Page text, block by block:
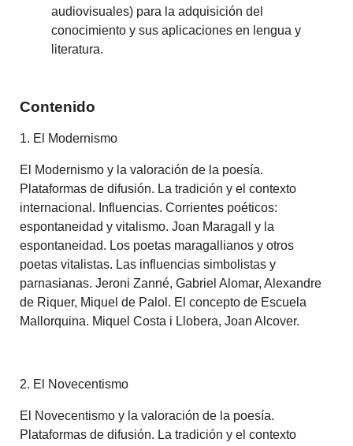
audiovisuales) para la adquisición del
conocimiento y sus aplicaciones en lengua y
literatura.
Contenido
1. El Modernismo
El Modernismo y la valoración de la poesía.
Plataformas de difusión. La tradición y el contexto
internacional. Influencias. Corrientes poéticos:
espontaneidad y vitalismo. Joan Maragall y la
espontaneidad. Los poetas maragallianos y otros
poetas vitalistas. Las influencias simbolistas y
parnasianas. Jeroni Zanné, Gabriel Alomar, Alexandre
de Riquer, Miquel de Palol. El concepto de Escuela
Mallorquina. Miquel Costa i Llobera, Joan Alcover.
2. El Novecentismo
El Novecentismo y la valoración de la poesía.
Plataformas de difusión. La tradición y el contexto